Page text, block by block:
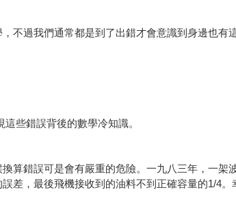
不過我們通常都是到了出錯才會意識到身邊也有
些錯誤背後的數學冷知識。
算錯誤可是會有嚴重的危險。一九八三年，一
差，最後飛機接收到的油料不到正確容量的1/4